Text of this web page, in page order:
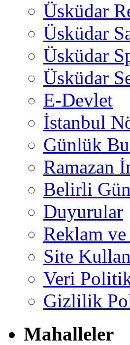
Üsküdar
Üsküdar
Üsküdar
Üsküdar
E-Devlet
İstanbul
Günlük
Ramazan
Belirli
Duyurular
Reklam
Site
Veri
Gizlilik
Mahalleler